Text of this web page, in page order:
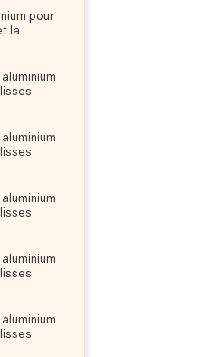
pour
la